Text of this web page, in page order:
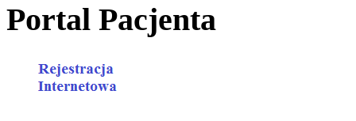
Portal Pacjenta